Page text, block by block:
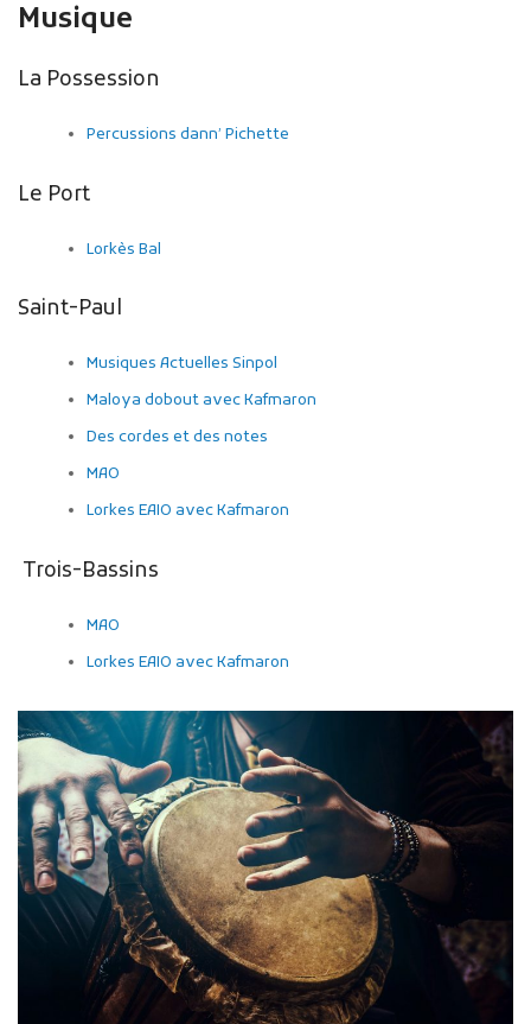
Musique
La Possession
Percussions dann’ Pichette
Le Port
Lorkès Bal
Saint-Paul
Musiques Actuelles Sinpol
Maloya dobout avec Kafmaron
Des cordes et des notes
MAO
Lorkes EAIO avec Kafmaron
Trois-Bassins
MAO
Lorkes EAIO avec Kafmaron